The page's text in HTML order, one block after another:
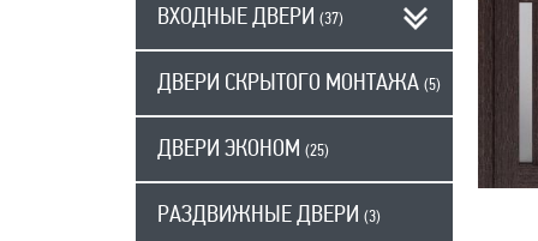
ВХОДНЫЕ ДВЕРИ (37)
ДВЕРИ СКРЫТОГО МОНТАЖА (5)
ДВЕРИ ЭКОНОМ (25)
РАЗДВИЖНЫЕ ДВЕРИ (3)